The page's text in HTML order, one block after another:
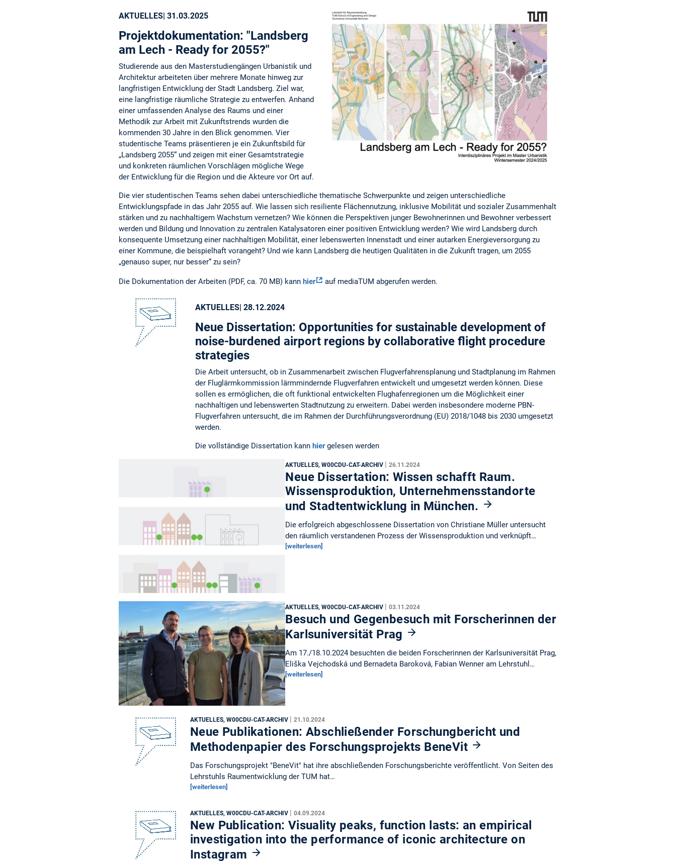
AKTUELLES| 31.03.2025
Projektdokumentation: "Landsberg
am Lech - Ready for 2055?"
Studierende aus den Masterstudiengängen Urbanistik und
Architektur arbeiteten über mehrere Monate hinweg zur
langfristigen Entwicklung der Stadt Landsberg. Ziel war,
eine langfristige räumliche Strategie zu entwerfen. Anhand
einer umfassenden Analyse des Raums und einer
Methodik zur Arbeit mit Zukunftstrends wurden die
kommenden 30 Jahre in den Blick genommen. Vier
studentische Teams präsentieren je ein Zukunftsbild für
„Landsberg 2055“ und zeigen mit einer Gesamtstrategie
und konkreten räumlichen Vorschlägen mögliche Wege
der Entwicklung für die Region und die Akteure vor Ort auf.
Die vier studentischen Teams sehen dabei unterschiedliche thematische Schwerpunkte und zeigen unterschiedliche
Entwicklungspfade in das Jahr 2055 auf. Wie lassen sich resiliente Flächennutzung, inklusive Mobilität und sozialer Zusammenhalt
stärken und zu nachhaltigem Wachstum vernetzen? Wie können die Perspektiven junger Bewohnerinnen und Bewohner verbessert
werden und Bildung und Innovation zu zentralen Katalysatoren einer positiven Entwicklung werden? Wie wird Landsberg durch
konsequente Umsetzung einer nachhaltigen Mobilität, einer lebenswerten Innenstadt und einer autarken Energieversorgung zu
einer Kommune, die beispielhaft vorangeht? Und wie kann Landsberg die heutigen Qualitäten in die Zukunft tragen, um 2055
„genauso super, nur besser“ zu sein?
Die Dokumentation der Arbeiten (PDF, ca. 70 MB) kann hier auf mediaTUM abgerufen werden.
AKTUELLES | 28.12.2024
Neue Dissertation: Opportunities for sustainable development of
noise-burdened airport regions by collaborative flight procedure
strategies
Die Arbeit untersucht, ob in Zusammenarbeit zwischen Flugverfahrensplanung und Stadtplanung im Rahmen
der Fluglärmkommission lärmmindernde Flugverfahren entwickelt und umgesetzt werden können. Diese
sollen es ermöglichen, die oft funktional entwickelten Flughafenregionen um die Möglichkeit einer
nachhaltigen und lebenswerten Stadtnutzung zu erweitern. Dabei werden insbesondere moderne PBN-
Flugverfahren untersucht, die im Rahmen der Durchführungsverordnung (EU) 2018/1048 bis 2030 umgesetzt
werden.
Die vollständige Dissertation kann hiergelesen werden
AKTUELLES, W00CDU-CAT-ARCHIV |26.11.2024
Neue Dissertation: Wissen schafft Raum.
Wissensproduktion, Unternehmensstandorte
und Stadtentwicklung in München.
Die erfolgreich abgeschlossene Dissertation von Christiane Müller untersucht
den räumlich verstandenen Prozess der Wissensproduktion und verknüpft…
[weiterlesen]
AKTUELLES, W00CDU-CAT-ARCHIV |03.11.2024
Besuch und Gegenbesuch mit Forscherinnen der
Karlsuniversität Prag
Am 17./18.10.2024 besuchten die beiden Forscherinnen der Karlsuniversität Prag,
Eliška Vejchodská und Bernadeta Baroková, Fabian Wenner am Lehrstuhl…
[weiterlesen]
AKTUELLES, W00CDU-CAT-ARCHIV | 21.10.2024
Neue Publikationen: Abschließender Forschungbericht und
Methodenpapier des Forschungsprojekts BeneVit
Das Forschungsprojekt "BeneVit" hat ihre abschließenden Forschungsberichte veröffentlicht. Von Seiten des
Lehrstuhls Raumentwicklung der TUM hat…
[weiterlesen]
AKTUELLES, W00CDU-CAT-ARCHIV | 04.09.2024
New Publication: Visuality peaks, function lasts: an empirical
investigation into the performance of iconic architecture on
Instagram